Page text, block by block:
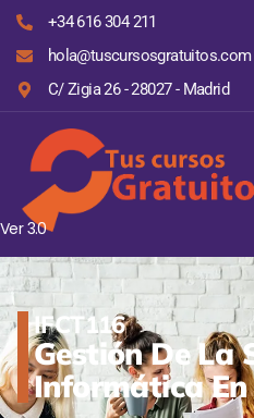
+34 616 304 211
hola@tuscursosgratuitos.com
C/ Zigia 26 - 28027 - Madrid
Ver 3.0
IFCT116
Gestión De La
Informática En